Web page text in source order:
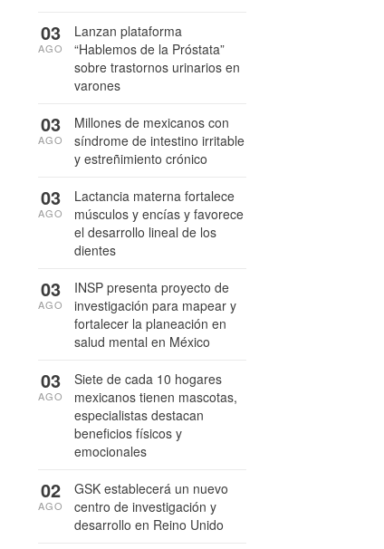
Lanzan plataforma
“Hablemos de la Próstata”
sobre trastornos urinarios en
varones
03
AGO
Millones de mexicanos con
síndrome de intestino irritable
y estreñimiento crónico
03
AGO
Lactancia materna fortalece
músculos y encías y favorece
el desarrollo lineal de los
dientes
03
AGO
INSP presenta proyecto de
investigación para mapear y
fortalecer la planeación en
salud mental en México
03
AGO
Siete de cada 10 hogares
mexicanos tienen mascotas,
especialistas destacan
beneficios físicos y
emocionales
03
AGO
GSK establecerá un nuevo
centro de investigación y
desarrollo en Reino Unido
02
AGO